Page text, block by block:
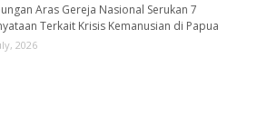
Aras Gereja Nasional Serukan 7
Terkait Krisis Kemanusian di Papua
2026